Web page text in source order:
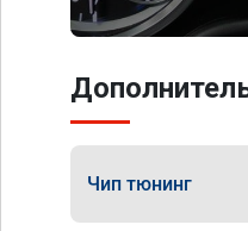
Чип тюнинг